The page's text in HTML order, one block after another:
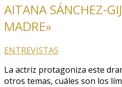
AITANA SÁNCHEZ-
MADRE»
ENTREVISTAS
La actriz protagoniza este
otros temas, cuáles son los